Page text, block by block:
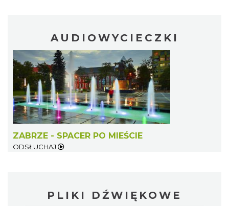
AUDIOWYCIECZKI
ZABRZE - SPACER PO MIEŚCIE
ODSŁUCHAJ
PLIKI DŹWIĘKOWE